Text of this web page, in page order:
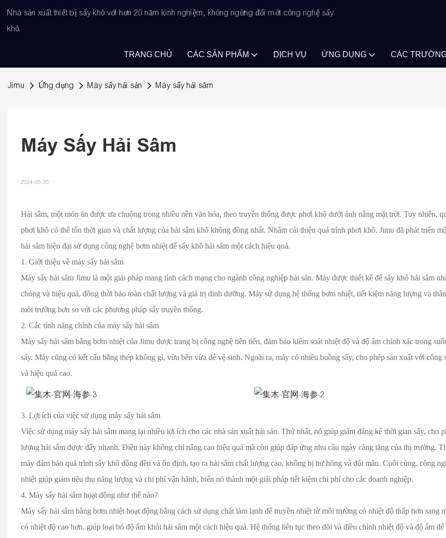
Nhà sản xuất thiết bị sấy khô với hơn 20 năm kinh nghiệm, không ngừng đổi mới công nghệ sấy
khô.
TRANG CHỦ CÁC SẢN PHẨM DỊCH VỤ ỨNG DỤNG CÁC
Jimu Ứng dụng Máy sấy hải sản Máy sấy hải sâm
Máy Sấy Hải Sâm
2024-05-30
Hải sâm, một món ăn được ưa chuộng trong nhiều nền văn hóa, theo truyền thống được phơi khô dưới ánh nắng mặt trời. Tuy nhiên,
phơi khô có thể tốn thời gian và chất lượng của hải sâm khô không đồng nhất. Nhằm cải thiện quá trình phơi khô, Jimu đã phát triển
hải sâm hiện đại sử dụng công nghệ bơm nhiệt để sấy khô hải sâm một cách hiệu quả.
1. Giới thiệu về máy sấy hải sâm
Máy sấy hải sâm Jimu là một giải pháp mang tính cách mạng cho ngành công nghiệp hải sản. Máy được thiết kế để sấy khô hải sâm
chóng và hiệu quả, đồng thời bảo toàn chất lượng và giá trị dinh dưỡng. Máy sử dụng hệ thống bơm nhiệt, tiết kiệm năng lượng và
môi trường hơn so với các phương pháp sấy truyền thống.
2. Các tính năng chính của máy sấy hải sâm
Máy sấy hải sâm bằng bơm nhiệt của Jimu được trang bị công nghệ tiên tiến, đảm bảo kiểm soát nhiệt độ và độ ẩm chính xác trong
sấy. Máy cũng có kết cấu bằng thép không gỉ, vừa bền vừa dễ vệ sinh. Ngoài ra, máy có nhiều buồng sấy, cho phép sản xuất với công
và hiệu quả cao.
3. Lợi ích của việc sử dụng máy sấy hải sâm
Việc sử dụng máy sấy hải sâm mang lại nhiều lợi ích cho các nhà sản xuất hải sản. Thứ nhất, nó giúp giảm đáng kể thời gian sấy, cho
lượng hải sâm được đẩy nhanh. Điều này không chỉ nâng cao hiệu quả mà còn giúp đáp ứng nhu cầu ngày càng tăng của thị trường.
máy đảm bảo quá trình sấy khô đồng đều và ổn định, tạo ra hải sâm chất lượng cao, không bị hư hỏng và đổi màu. Cuối cùng, công
nhiệt giúp giảm tiêu thụ năng lượng và chi phí vận hành, biến nó thành một giải pháp tiết kiệm chi phí cho các doanh nghiệp.
4. Máy sấy hải sâm hoạt động như thế nào?
Máy sấy hải sâm bằng bơm nhiệt hoạt động bằng cách sử dụng chất làm lạnh để truyền nhiệt từ môi trường có nhiệt độ thấp hơn sang
có nhiệt độ cao hơn, giúp loại bỏ độ ẩm khỏi hải sâm một cách hiệu quả. Hệ thống liên tục theo dõi và điều chỉnh nhiệt độ và độ ẩm để